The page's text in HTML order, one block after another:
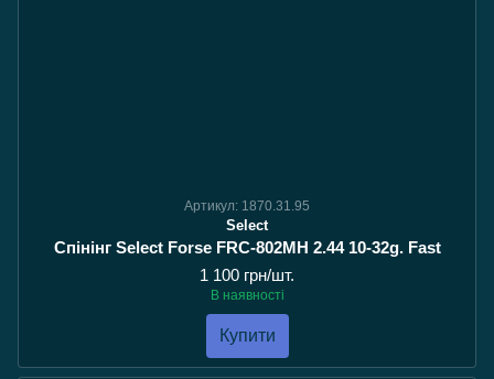
Артикул: 1870.31.95
Select
Спінінг Select Forse FRC-802MH 2.44 10-32g. Fast
1 100 грн/шт.
В наявності
Купити